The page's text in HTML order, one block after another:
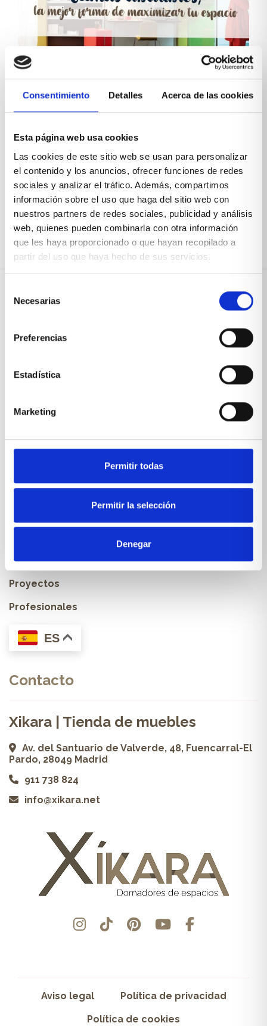
Consentimiento Detalles Acerca de las cookies
Esta página web usa cookies
Las cookies de este sitio web se usan para personalizar
el contenido y los anuncios, ofrecer funciones de redes
sociales y analizar el tráfico. Además, compartimos
información sobre el uso que haga del sitio web con
nuestros partners de redes sociales, publicidad y análisis
web, quienes pueden combinarla con otra información
que les haya proporcionado o que hayan recopilado a
partir del uso que haya hecho de sus servicios.
Necesarias
Preferencias
Estadística
Marketing
Permitir todas
Permitir la selección
Denegar
Camas abatibles, la mejor forma de
maximizar tu espacio
En Xikara llevamos años destacando en el sector
por ser referentes en encontrar las mejores
soluciones a espacios reducidos y por la creación de
muebles a medida. Tengas más o menos espacio
en...
Leer más
Blog
SOLICITA UNA CITA
Condiciones de venta
Productos y servicios
Carpintería a medida
Proyectos
Profesionales
ES
Contacto
Xikara | Tienda de muebles
Av. del Santuario de Valverde, 48, Fuencarral-El
Pardo, 28049 Madrid
911 738 824
info@xikara.net
Aviso legal Política de privacidad
Política de cookies